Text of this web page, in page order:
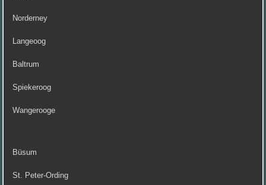
Norderney
Langeoog
Baltrum
Spiekeroog
Wangerooge
Büsum
St. Peter-Ording